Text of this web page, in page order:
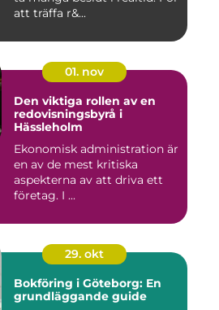
att träffa r&...
01. nov
Den viktiga rollen av en
redovisningsbyrå i
Hässleholm
Ekonomisk administration är
en av de mest kritiska
aspekterna av att driva ett
företag. I ...
29. okt
Bokföring i Göteborg: En
grundläggande guide